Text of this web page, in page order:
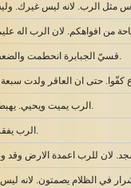
قسيّ الجبابرة انحطمت والضعفاء تمنطقوا بالبأس.
الرب يميت ويحيي. يهبط الى الهاوية ويصعد.
الرب يفقر ويغني. يضع ويرفع.